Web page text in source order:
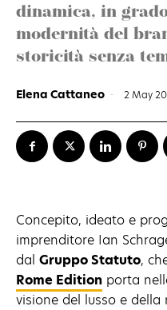
dinamica, in
modernità del
storicità senza
Elena Cattaneo - 2 May
Concepito, ideato e
imprenditore Ian
dal Gruppo Statuto,
Rome Edition porta
visione del lusso e della